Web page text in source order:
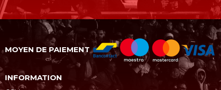
MOYEN DE PAIEMENT
INFORMATION